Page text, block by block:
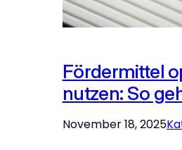
Fördermittel
nutzen: So
November 18, 2025